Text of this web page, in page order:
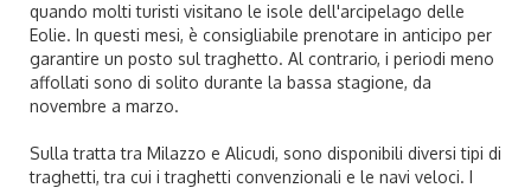
quando molti turisti visitano le isole dell'arcipelago delle
Eolie. In questi mesi, è consigliabile prenotare in anticipo per
garantire un posto sul traghetto. Al contrario, i periodi meno
affollati sono di solito durante la bassa stagione, da
novembre a marzo.
Sulla tratta tra Milazzo e Alicudi, sono disponibili diversi tipi di
traghetti, tra cui i traghetti convenzionali e le navi veloci. I